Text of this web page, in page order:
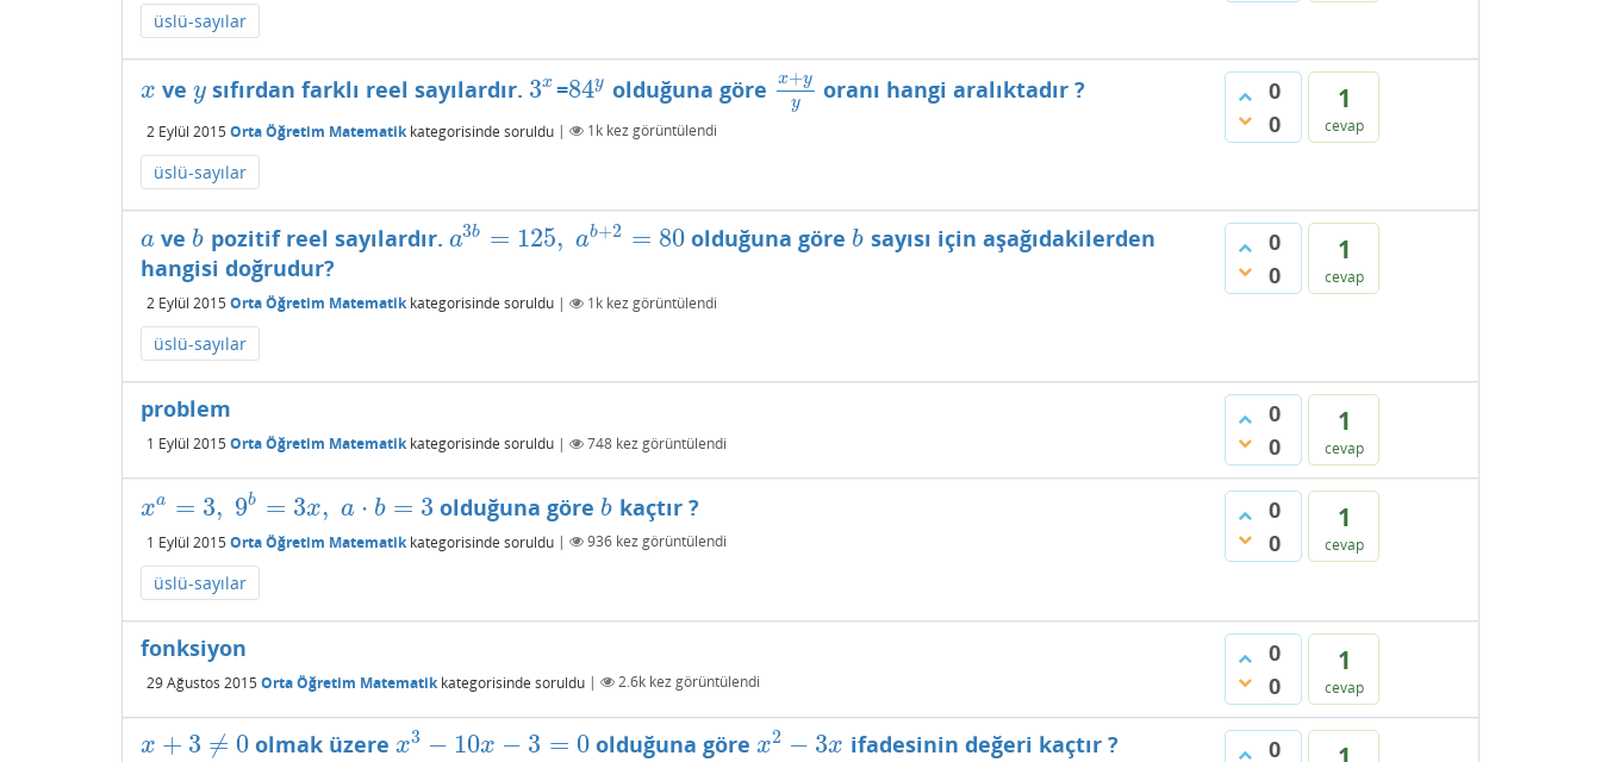
üslü-sayılar
0
0
1
cevap
x
x ve y
y sıfırdan farklı reel sayılardır. 3x
3x=84y
84y olduğuna göre x+y
y
x+yy oranı hangi aralıktadır ?
2 Eylül 2015 Orta Öğretim Matematikkategorisinde soruldu | 1k kez görüntülendi
üslü-sayılar
0
0
1
cevap
a
a ve b
b pozitif reel sayılardır. a3b = 125, ab+2 = 80
a3b =125, ab +2=80 olduğuna göre b
b sayısı için aşağıdakilerden
hangisi doğrudur?
2 Eylül 2015 Orta Öğretim Matematikkategorisinde soruldu | 1k kez görüntülendi
üslü-sayılar
0
0
1
cevap
problem
1 Eylül 2015 Orta Öğretim Matematikkategorisinde soruldu | 748 kez görüntülendi
0
0
1
cevap
xa = 3, 9b = 3x, a ⋅ b = 3
xa= 3, 9b 3x a⋅ b=3 olduğuna göre b
b kaçtır ?
1 Eylül 2015 Orta Öğretim Matematik kategorisinde soruldu | 936 kez görüntülendi
üslü-sayılar
0
0
1
cevap
fonksiyon
29 Ağustos 2015 Orta Öğretim Matematik kategorisinde soruldu | 2.6k kez görüntülendi
0
x + 3 ≠ 0
x+ 3≠ 0 olmak üzerex3 − 10x − 3 = 0
x3−10 x−3= 0 olduğuna görex2 − 3x
x2−3x ifadesinin değeri kaçtır ?